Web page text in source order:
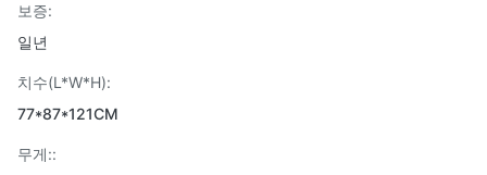
보증:
일년
치수(L*W*H):
77*87*121CM
무게::